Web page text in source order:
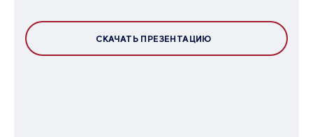
СКАЧАТЬ ПРЕЗЕНТАЦИЮ